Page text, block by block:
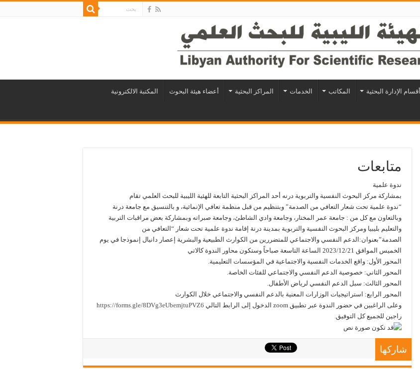
أقسام الإدارة البحثية المكاتب الخدمات المراكز البحثية أعضاء هيئة البحوث المكتبة الالكترونية
متابعات
ندوة علمية
بمشاركة مركز البحوث النفسية والتربوية درنه أحد المراكز البحثية التابعة للهئية الليبية للبحث العلمي تقام
“ندوة علمية تحت شعار التعافي من الصدمة” وبتنظيم من قبل منظمة تعافي الإنمائية، و بالتنسيق مع جامعة درنة
وبالتعاون مع كل من : جامعة عمر المختار، وجامعة وادي الشاطئ، وجامعة صبراته وبمشاركة بعض مراقبات التربية
والتعليم بليبيا ومركز البحوث النفسية والتربوية بمدينة درنة إقامة ندوة علمية تحت شعار “التعافي من
الصدمة”بعنوان:الدعم النفسي والاجتماعي للمتضررين من الكوارث الطبيعية والبشرية إعصار دانيال إنموذجا في يوم
الخميس الموافق 2023/12/21 الساعة التاسعة صباحاً وستكون محاور الندوة كالاتي
المحور الأول: واقع الخدمات النفسية والاجتماعية في المؤسسات التعليمية.
المحور الثاني: خصوصية الدعم النفسي والاجتماعي للفئات الخاصة.
المحور الثالث: سبل الدعم النفسي لرياض الأطفال.
المحور الرابع: استراتيجيات الوزارات المعنية بالدعم النفسي والاجتماعي خلال الكوارث
وعلى الراغبين في حضور الندوة عبر تطبيق zoom الدخول إلى الرابط التالي
https://forms.gle/8DVg3eUbemjtuPVZ6
راجين للجميع كل التوفيق.
شاركها